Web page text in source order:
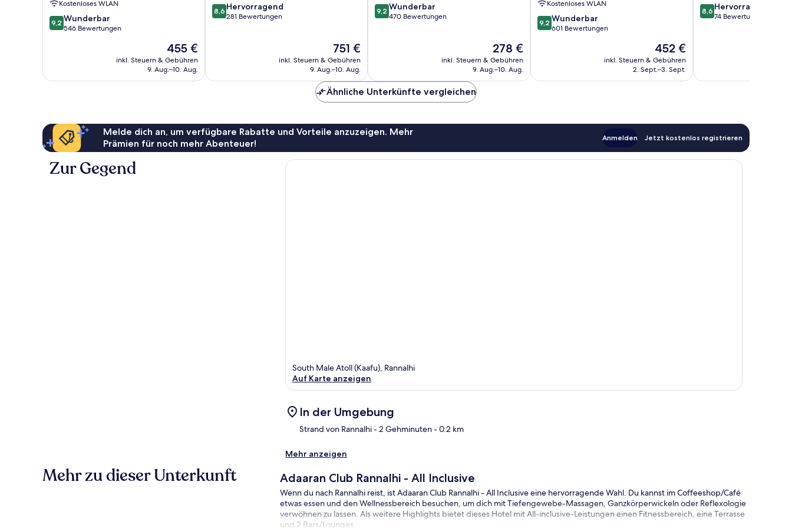
Free
Transfers
Ailafushi
Kostenloses WLAN
9.2
von
9,2 Wunderbar
546 Bewertungen
Der
Preis
beträgt
455 €
inkl. Steuern & Gebühren
9. Aug.–10. Aug.
8.6
von
8,6 Hervorragend
281 Bewertungen
Der
Preis
beträgt
751 €
inkl. Steuern & Gebühren
9. Aug.–10. Aug.
9.2
von
9,2 Wunderbar
470 Bewertungen
Der
Preis
beträgt
278 €
inkl. Steuern & Gebühren
9. Aug.–10. Aug.
Kostenloses WLAN
9.2
von
9,2 Wunderbar
601 Bewertungen
Der
Preis
beträgt
452 €
inkl. Steuern & Gebühren
2. Sept.–3. Sept.
8.6
von
8,6 Hervorragend
74 Bewertungen
Ähnliche Unterkünfte vergleichen
Melde dich an, um verfügbare Rabatte und Vorteile anzuzeigen. Mehr
Prämien für noch mehr Abenteuer!
Anmelden Jetzt kostenlos registrieren
Zur Gegend
South Male Atoll (Kaafu), Rannalhi
Auf Karte anzeigen
In der Umgebung
Strand von Rannalhi- 2 Gehminuten- 0.2 km
Mehr anzeigen
Mehr zu dieser Unterkunft Adaaran Club Rannalhi - All Inclusive
Wenn du nach Rannalhi reist, ist Adaaran Club Rannalhi - All Inclusive eine hervorragende Wahl. Du kannst im Coffeeshop/Café
etwas essen und den Wellnessbereich besuchen, um dich mit Tiefengewebe-Massagen, Ganzkörperwickeln oder Reflexologie
verwöhnen zu lassen. Als weitere Highlights bietet dieses Hotel mit All-inclusive-Leistungen einen Fitnessbereich, eine Terrasse
und 2 Bars/Lounges.